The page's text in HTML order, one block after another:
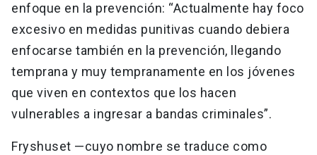
enfoque en la prevención: “Actualmente hay foco
excesivo en medidas punitivas cuando debiera
enfocarse también en la prevención, llegando
temprana y muy tempranamente en los jóvenes
que viven en contextos que los hacen
vulnerables a ingresar a bandas criminales”.
Fryshuset —cuyo nombre se traduce como